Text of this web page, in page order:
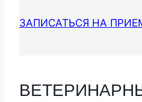
ЗАПИСАТЬСЯ НА